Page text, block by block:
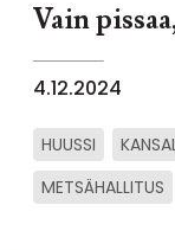
Vain
4.12.2024
HUUSSI
METSÄHALLITUS